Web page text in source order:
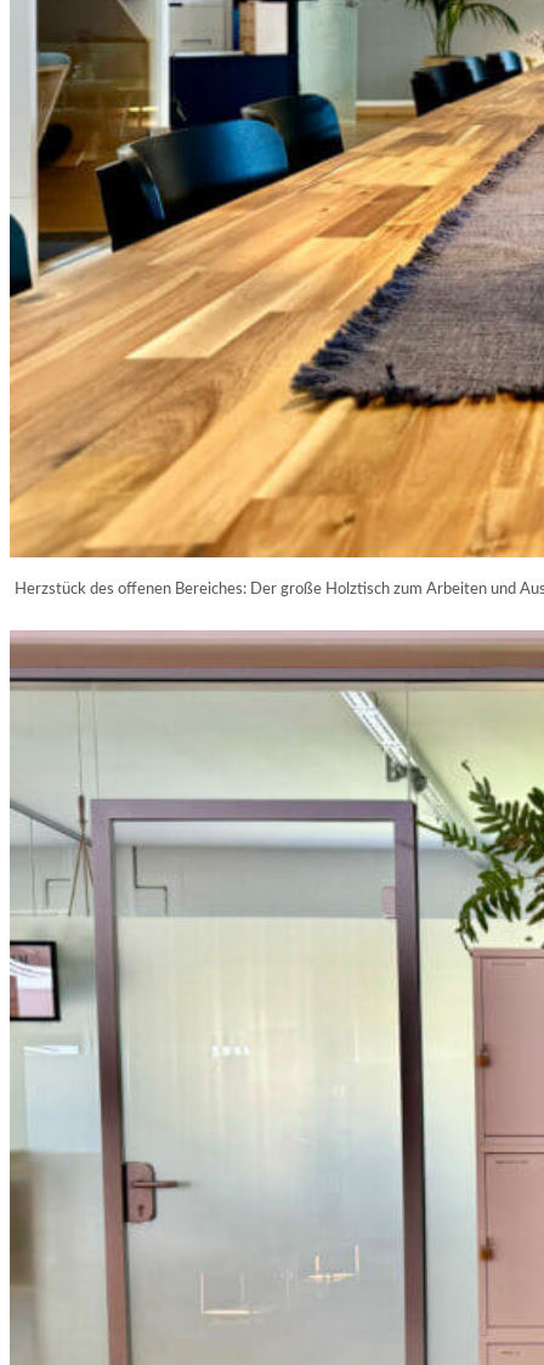
Herzstück des offenen Bereiches: Der große Holztisch zum Arbeiten und